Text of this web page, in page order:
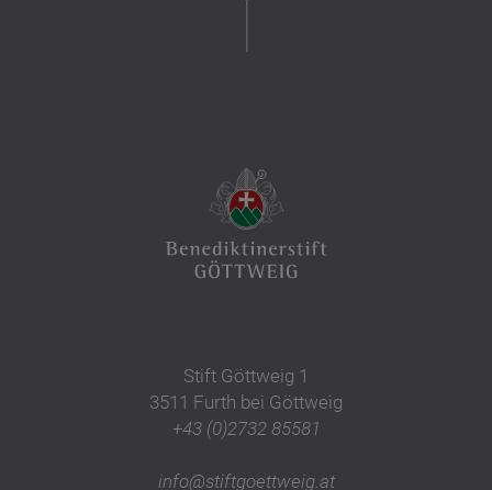
Stift Göttweig 1
3511 Furth bei Göttweig
+43 (0)2732 85581
info@stiftgoettweig.at